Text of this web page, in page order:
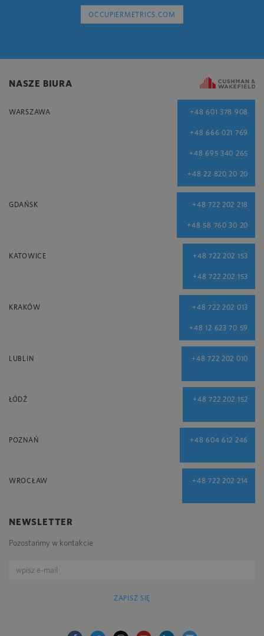
OCCUPIERMETRICS.COM
NASZE BIURA
WARSZAWA +48 601 378 908
+48 666 021 769
+48 695 340 265
+48 22 820 20 20
GDAŃSK +48 722 202 218
+48 58 760 30 20
KATOWICE +48 722 202 153
+48 722 202 153
KRAKÓW +48 722 202 013
+48 12 623 70 59
LUBLIN +48 722 202 010
ŁÓDŹ +48 722 202 152
POZNAŃ +48 604 612 246
WROCŁAW +48 722 202 214
NEWSLETTER
Pozostańmy w kontakcie
ZAPISZ SIĘ